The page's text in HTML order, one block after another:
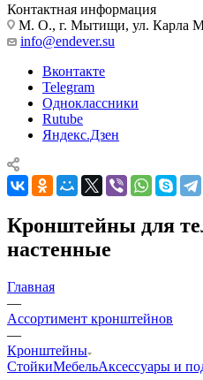
Контактная информация
М. О., г. Мытищи, ул. Карла
info@endever.su
Вконтакте
Telegram
Одноклассники
Rutube
Яндекс.Дзен
Кронштейны для
настенные
Главная
—
Ассортимент кронштейнов
—
Кронштейны
СтойкиМебельАксессуары и